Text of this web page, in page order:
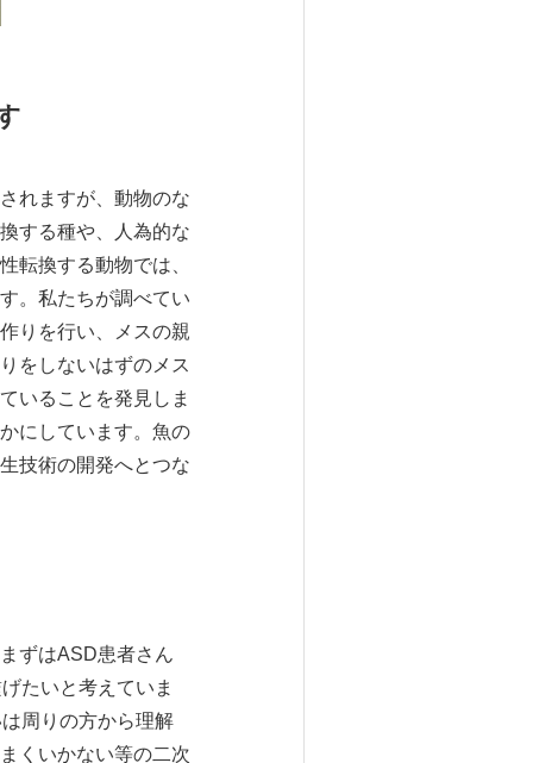
れますが、動物のな
する種や、人為的な
転換する動物では、
。私たちが調べてい
りを行い、メスの親
をしないはずのメス
いることを発見しま
にしています。魚の
技術の開発へとつな
ずはASD患者さん
たいと考えていま
周りの方から理解
くいかない等の二次